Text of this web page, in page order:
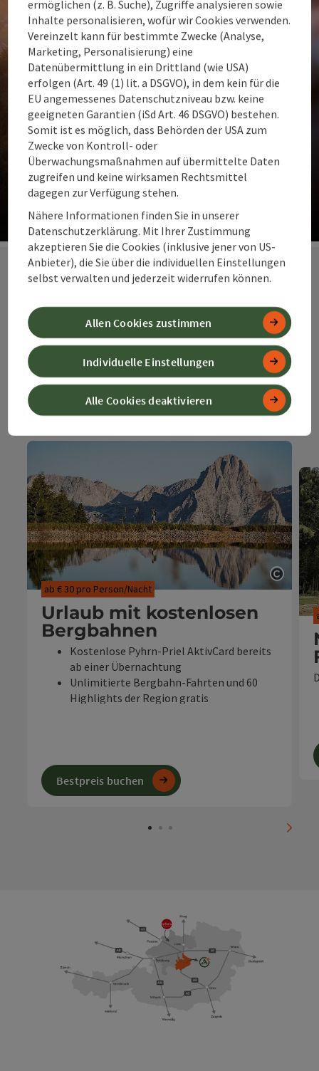
Unsere Vorschläge für dich
Die Top Ideen für Gipfelmomente und Weitblick. Almen
und Auen.
Unsere
Spezialangebot
e zum
Spitzenpreis
ab € 30 pro Person/Nacht
Urlaub mit kostenlosen
Bergbahnen
Kostenlose Pyhrn-Priel AktivCard bereits
ab einer Übernachtung
Unlimitierte Bergbahn-Fahrten und 60
Highlights der Region gratis
Bestpreis buchen
ermöglichen (z. B. Suche), Zugriffe analysieren sowie
Inhalte personalisieren, wofür wir Cookies verwenden.
Vereinzelt kann für bestimmte Zwecke (Analyse,
Marketing, Personalisierung) eine
Datenübermittlung in ein Drittland (wie USA)
erfolgen (Art. 49 (1) lit. a DSGVO), in dem kein für die
EU angemessenes Datenschutzniveau bzw. keine
geeigneten Garantien (iSd Art. 46 DSGVO) bestehen.
Somit ist es möglich, dass Behörden der USA zum
Zwecke von Kontroll- oder
Überwachungsmaßnahmen auf übermittelte Daten
zugreifen und keine wirksamen Rechtsmittel
dagegen zur Verfügung stehen.
Nähere Informationen finden Sie in unserer
Datenschutzerklärung. Mit Ihrer Zustimmung
akzeptieren Sie die Cookies (inklusive jener von US-
Anbieter), die Sie über die individuellen Einstellungen
selbst verwalten und jederzeit widerrufen können.
Alle Cookies deaktivieren
Individuelle Einstellungen
Allen Cookies zustimmen